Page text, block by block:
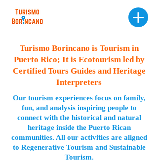
Turismo Borincano is Tourism in
Puerto Rico; It is Ecotourism led by
Certified Tours Guides and Heritage
Interpreters
Our tourism experiences focus on family,
fun, and analysis inspiring people to
connect with the historical and natural
heritage inside the Puerto Rican
communities. All our activities are aligned
to Regenerative Tourism and Sustainable
Tourism.